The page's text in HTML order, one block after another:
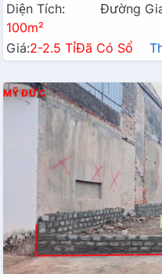
Diện Tích:
100m²
Đường
Giá:2-2.5 TỉĐã Có Sổ
MỸ ĐỨC